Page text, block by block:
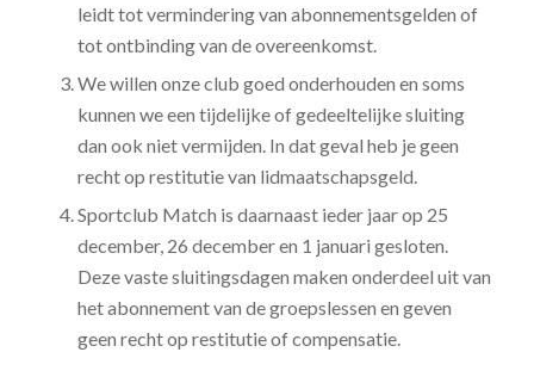
leidt tot vermindering van abonnementsgelden of
tot ontbinding van de overeenkomst.
We willen onze club goed onderhouden en soms
kunnen we een tijdelijke of gedeeltelijke sluiting
dan ook niet vermijden. In dat geval heb je geen
recht op restitutie van lidmaatschapsgeld.
Sportclub Match is daarnaast ieder jaar op 25
december, 26 december en 1 januari gesloten.
Deze vaste sluitingsdagen maken onderdeel uit van
het abonnement van de groepslessen en geven
geen recht op restitutie of compensatie.